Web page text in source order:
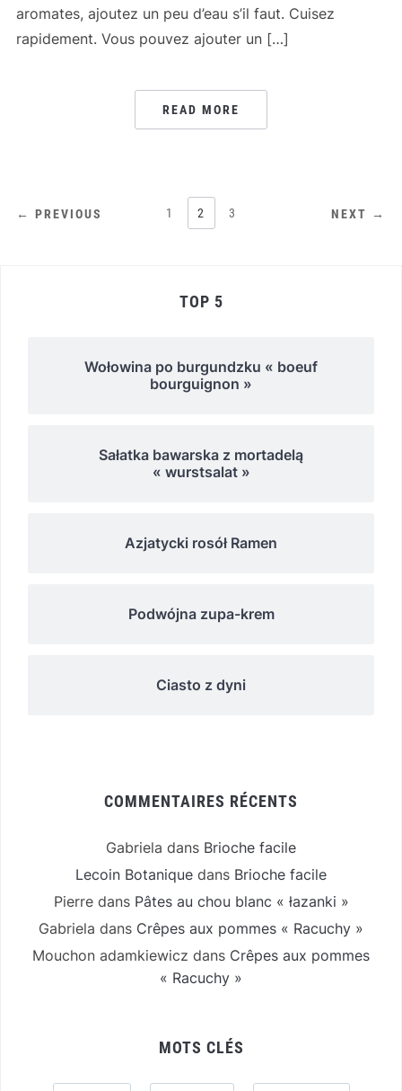
aromates, ajoutez un peu d’eau s’il faut. Cuisez
rapidement. Vous pouvez ajouter un […]
READ MORE
PAGINATION
← PREVIOUS 1 2 3 NEXT →
TOP 5
Wołowina po burgundzku « boeuf
bourguignon »
Sałatka bawarska z mortadelą
« wurstsalat »
Azjatycki rosół Ramen
Podwójna zupa-krem
Ciasto z dyni
COMMENTAIRES RÉCENTS
Gabriela dans Brioche facile
Lecoin Botanique dans Brioche facile
Pierredans Pâtes au chou blanc « łazanki »
Gabriela dans Crêpes aux pommes « Racuchy »
Mouchon adamkiewicz dans Crêpes aux pommes
« Racuchy »
MOTS CLÉS